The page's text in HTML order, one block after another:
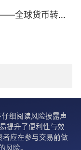
务办理流程。
月新增6个商品期
，渣打银行（中
政策落地到实操
合格境外投资者参
长，而风险管理工
全球货币转向
细阅读风险披露声
提升了便利性与效
应在参与交易前做
风险。